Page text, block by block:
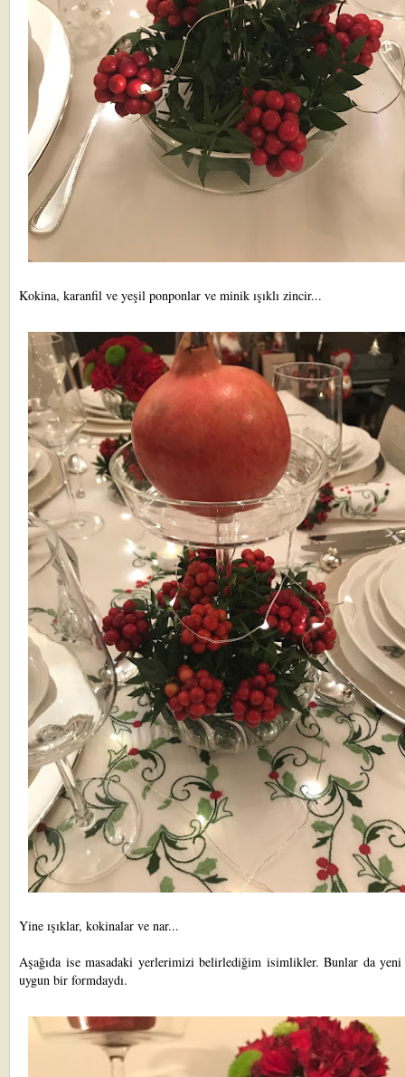
Kokina, karanfil ve yeşil ponponlar ve minik ışıklı zincir...
Yine ışıklar, kokinalar ve nar...
Aşağıda ise masadaki yerlerimizi belirlediğim isimlikler. Bunlar da yeni
uygun bir formdaydı.